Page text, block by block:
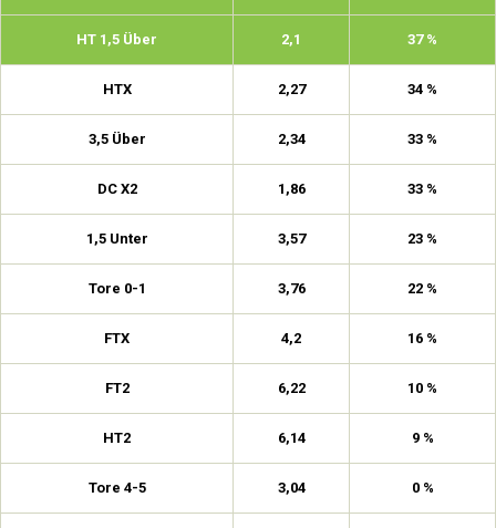
HT 1,5 Über 2,1 37 %
HTX 2,27 34 %
3,5 Über 2,34 33 %
DC X2 1,86 33 %
1,5 Unter 3,57 23 %
Tore 0-1 3,76 22 %
FTX 4,2 16 %
FT2 6,22 10 %
HT2 6,14 9 %
Tore 4-5 3,04 0 %